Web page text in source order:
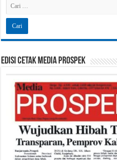
Edisi Cetak Media Prospek